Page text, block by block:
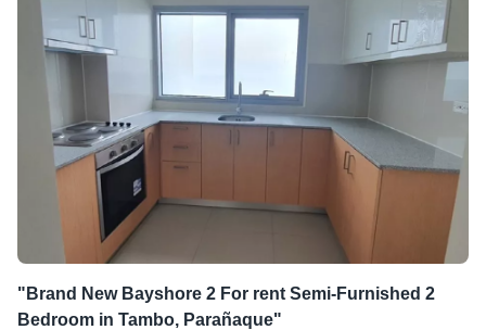
"Brand New Bayshore 2 For rent Semi-Furnished 2
Bedroom in Tambo, Parañaque"